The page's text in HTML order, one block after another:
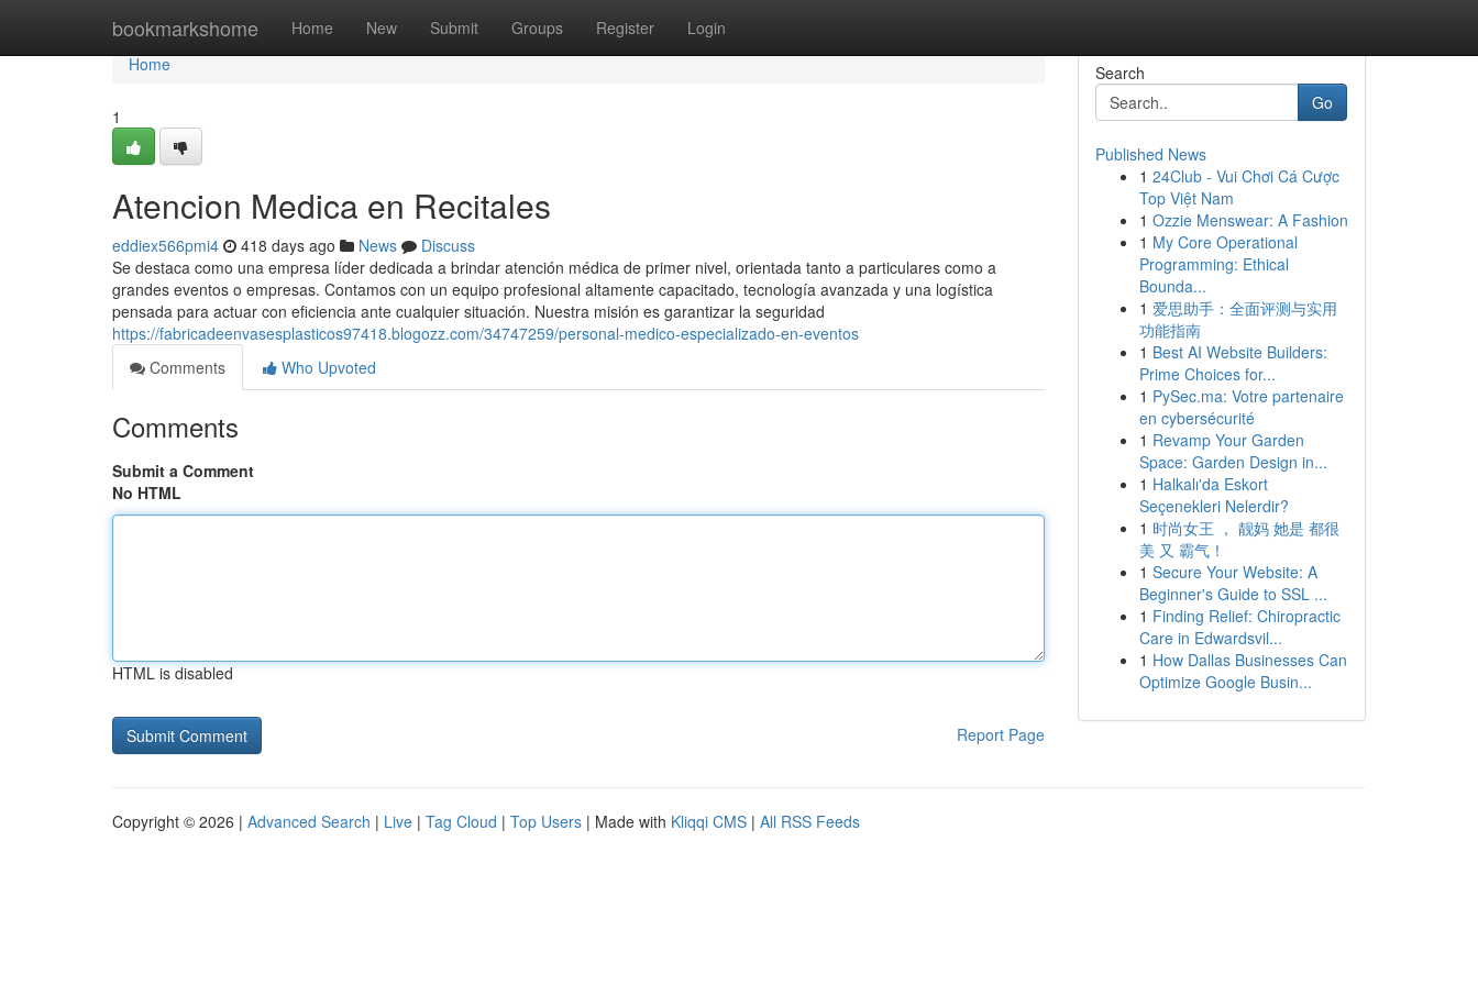
bookmarkshome Home New Submit Groups Register Login
Home
Home
1
Atencion Medica en Recitales
eddiex566pmi4 418 days ago News
Discuss
Se destaca como una empresa líder dedicada a brindar atención médica de primer nivel, orientada tanto a particulares como a
grandes eventos o empresas. Contamos con un equipo profesional altamente capacitado, tecnología avanzada y una logística
pensada para actuar con eficiencia ante cualquier situación. Nuestra misión es garantizar la seguridad
https://fabricadeenvasesplasticos97418.blogozz.com/34747259/personal-medico-especializado-en-eventos
Comments
Who Upvoted
Comments
Submit a Comment
No HTML
HTML is disabled
Report Page
Search
Go
Published News
1 24Club - Vui Chơi Cá Cược
Top Việt Nam
1 Ozzie Menswear: A Fashion
1 My Core Operational
Programming: Ethical
Bounda...
1 爱思助手：全面评测与实用
功能指南
1 Best AI Website Builders:
Prime Choices for...
1 PySec.ma: Votre partenaire
en cybersécurité
1 Revamp Your Garden
Space: Garden Design in...
1 Halkalı'da Eskort
Seçenekleri Nelerdir?
1 时尚女王 ， 靓妈 她是 都很
美 又 霸气！
1 Secure Your Website: A
Beginner's Guide to SSL ...
1 Finding Relief: Chiropractic
Care in Edwardsvil...
1 How Dallas Businesses Can
Optimize Google Busin...
Copyright © 2026 | Advanced Search | Live | Tag Cloud | Top Users | Made with Kliqqi CMS | All RSS Feeds